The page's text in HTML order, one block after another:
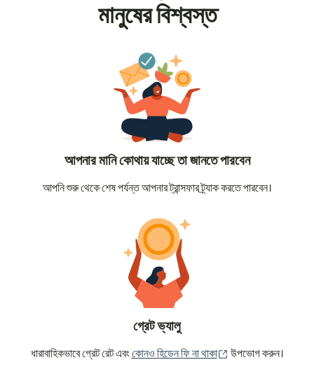
মানুষের বিশ্বস্ত
আপনার মানি কোথায় যাচ্ছে তা জানতে পারবেন
আপনি শুরু থেকে শেষ পর্যন্ত আপনার ট্রান্সফার ট্র্যাক করতে পারবেন।
গ্রেট ভ্যালু
ধারাবাহিকভাবে গ্রেট রেট এবংকোনও হিডেন ফি না থাকা (নতুন উইন্ডোতে খুলবে)
উপভোগ করুন।